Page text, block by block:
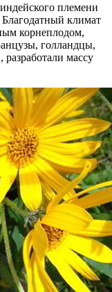
племени
климат
корнеплодом,
голландцы,
массу